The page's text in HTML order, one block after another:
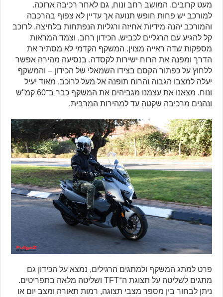
מעט קרובים. המושב רחב ונוח, גם לאחר רכיבה ארוכה.
למורכב יש פחות חופש תנועה אך עדיין לא צפוף בהרכבה
והמורכב יהנה מידיות אחיזה ורגליות הנפתחות בלחיצה. לרוכב
קל להגיע עם הרגליים לכביש, הכידון רחב, וצמד המראות
מספקות שדה ראייה מצוין. המשקף הקדמי לא מסתיר את
הדרך ומפנה את הרוח ישירות לקסדה. בנסיעה מהירה אפשר
ללחוץ על כפתור הקסם בצידו השמאלי של הכידון – והמשקף
יעלה למצבו הגבוה והרוח תופנה אל מעל לרוכב, מאוד יעיל
ונוח. מצאנו את עצמנו מגביהים את המשקף כבר ב־60 קמ"ש
ונהנים מרכיבה שקטה עד למהירות המרבית.
פרט למתג המשקף ולמתגים הרגילים, נמצא על הכידון גם
מתגים לשליטה על תצוגת ה־TFT ושליטה מלאה בתפריטים.
ניתן לבחור בין מספר מצבי תצוגה, רמות תאורה ומצב יום או